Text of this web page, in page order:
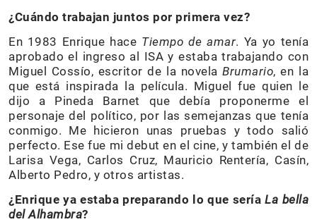
¿Cuándo trabajan juntos por primera vez?
En 1983 Enrique hace Tiempo de amar. Ya yo tenía
aprobado el ingreso al ISA y estaba trabajando con
Miguel Cossío, escritor de la novelaBrumario, en la
que está inspirada la película. Miguel fue quien le
dijo a Pineda Barnet que debía proponerme el
personaje del político, por las semejanzas que tenía
conmigo. Me hicieron unas pruebas y todo salió
perfecto. Ese fue mi debut en el cine, y también el de
Larisa Vega, Carlos Cruz, Mauricio Rentería, Casín,
Alberto Pedro, y otros artistas.
¿Enrique ya estaba preparando lo que seríaLa bella
del Alhambra?